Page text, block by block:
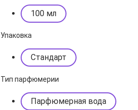
100 мл
Упаковка
Стандарт
Тип парфюмерии
Парфюмерная вода